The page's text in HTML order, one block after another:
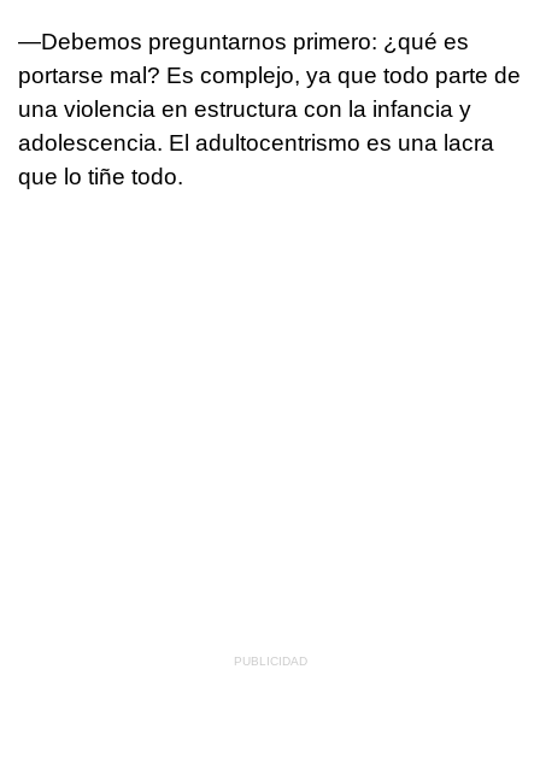
—Debemos preguntarnos primero: ¿qué es
portarse mal? Es complejo, ya que todo parte de
una violencia en estructura con la infancia y
adolescencia. El adultocentrismo es una lacra
que lo tiñe todo.